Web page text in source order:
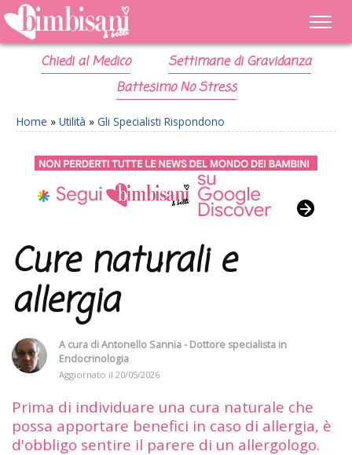
Chiedi al Medico
Settimane di Gravidanza
Battesimo No Stress
Home » Utilità » Gli Specialisti Rispondono
Cure naturali e
allergia
A cura diAntonello Sannia - Dottore specialista in
Endocrinologia
Aggiornato il 20/05/2026
Prima di individuare una cura naturale che
possa apportare benefici in caso di allergia, è
d'obbligo sentire il parere di un allergologo.